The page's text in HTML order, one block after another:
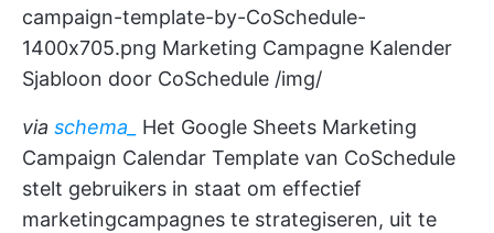
campaign-template-by-CoSchedule-
1400x705.png Marketing Campagne Kalender
Sjabloon door CoSchedule /img/
via schema_
Het Google Sheets Marketing
Campaign Calendar Template van CoSchedule
stelt gebruikers in staat om effectief
marketingcampagnes te strategiseren, uit te